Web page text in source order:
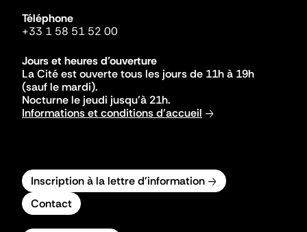
Téléphone
+33 1 58 51 52 00
Jours et heures d'ouverture
La Cité est ouverte tous les jours de 11h à 19h
(sauf le mardi).
Nocturne le jeudi jusqu'à 21h.
Informations et conditions d'accueil
Inscription à la lettre d'information
Contact